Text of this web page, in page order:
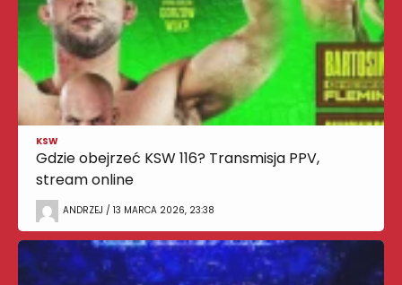
KSW
Gdzie obejrzeć KSW 116? Transmisja PPV,
stream online
ANDRZEJ / 13 MARCA 2026, 23:38